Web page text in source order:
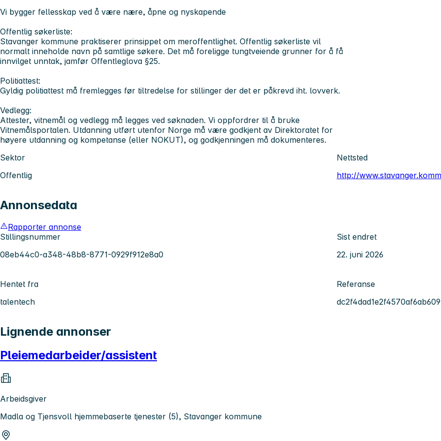
Vi bygger fellesskap ved å være nære, åpne og nyskapende
Offentlig søkerliste:
Stavanger kommune praktiserer prinsippet om meroffentlighet. Offentlig søkerliste vil
normalt inneholde navn på samtlige søkere. Det må foreligge tungtveiende grunner for å få
innvilget unntak, jamfør Offentleglova §25.
Politiattest:
Gyldig politiattest må fremlegges før tiltredelse for stillinger der det er påkrevd iht. lovverk.
Vedlegg:
Attester, vitnemål og vedlegg må legges ved søknaden. Vi oppfordrer til å bruke
Vitnemålsportalen. Utdanning utført utenfor Norge må være godkjent av Direktoratet for
høyere utdanning og kompetanse (eller NOKUT), og godkjenningen må dokumenteres.
Sektor
Offentlig
Nettsted
http://
Annonsedata
Rapporter annonse
Stillingsnummer
08eb44c0-a348-48b8-8771-0929f912e8a0
Sist endret
22. juni 2026
Hentet fra
talentech
Referanse
Lignende annonser
Pleiemedarbeider/assistent
Arbeidsgiver
Madla og Tjensvoll hjemmebaserte tjenester (5), Stavanger kommune